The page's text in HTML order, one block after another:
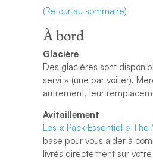
(Retour au sommaire)
À bord
Glacière
Des glacières sont
servi » (une par voilier).
autrement, leur
Avitaillement
Les « Pack Essentiel » The
base pour vous aider à
livrés directement sur